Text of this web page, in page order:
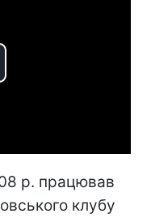
р. працював
клубу